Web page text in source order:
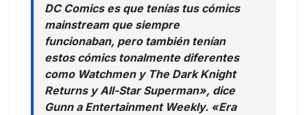
DC Comics es que tenías tus cómics
mainstream que siempre
funcionaban, pero también tenían
estos cómics tonalmente diferentes
como Watchmen y The Dark Knight
Returns y All-Star Superman», dice
Gunn a Entertainment Weekly. «Era